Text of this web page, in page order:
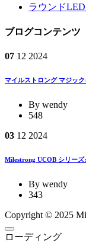
ラウンド
ブログコンテンツ
07 12 2024
マイルストロング マジッ
By wendy
548
03 12 2024
Milestrong UCOB シリー
By wendy
343
Copyright © 2025
ローディング